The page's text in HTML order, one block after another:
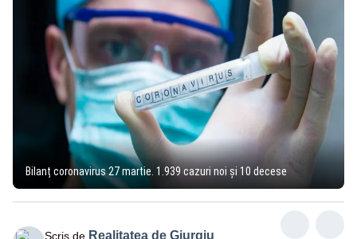
Bilanț coronavirus 27 martie. 1.939 cazuri noi și 10 decese
Scris de Realitatea de Giurgiu